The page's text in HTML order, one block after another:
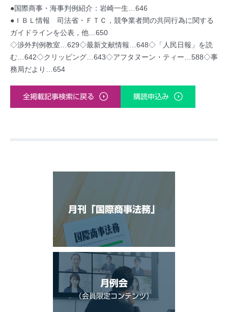
●国際商事・海事判例紹介：岩崎一生…646
●ＩＢＬ情報 司法省・ＦＴＣ，競争業者間の共同行為に関する
ガイドラインを公表，他…650
◇渉外判例教室…629◇最新文献情報…648◇「人民日報」を読
む…642◇クリッピング…643◇アフタヌーン・ティー…588◇事
務局だより…654
全掲載記事検索に戻る 購読申込み
月刊「国際商事法務」
月例会
（会員限定コンテンツ）